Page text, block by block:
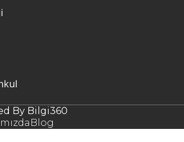
By Bilgi360
Blog